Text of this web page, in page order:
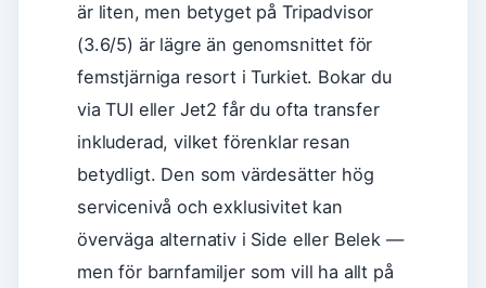
är liten, men betyget på Tripadvisor
(3.6/5) är lägre än genomsnittet för
femstjärniga resort i Turkiet. Bokar du
via TUI eller Jet2 får du ofta transfer
inkluderad, vilket förenklar resan
betydligt. Den som värdesätter hög
servicenivå och exklusivitet kan
överväga alternativ i Side eller Belek —
men för barnfamiljer som vill ha allt på